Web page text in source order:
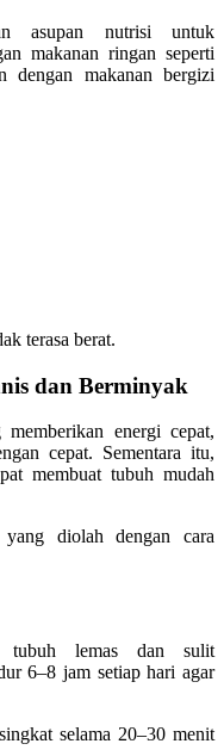
asupan nutrisi untuk
makanan ringan seperti
dengan makanan bergizi
terasa berat.
dan Berminyak
energi cepat,
cepat. Sementara itu,
membuat tubuh mudah
yang diolah dengan cara
tubuh lemas dan sulit
6–8 jam setiap hari agar
selama 20–30 menit